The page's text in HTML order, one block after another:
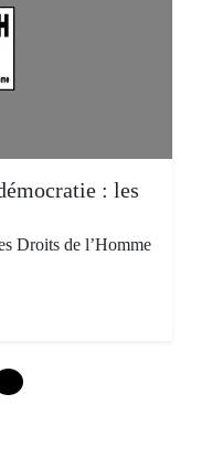
: les
Droits de l’Homme